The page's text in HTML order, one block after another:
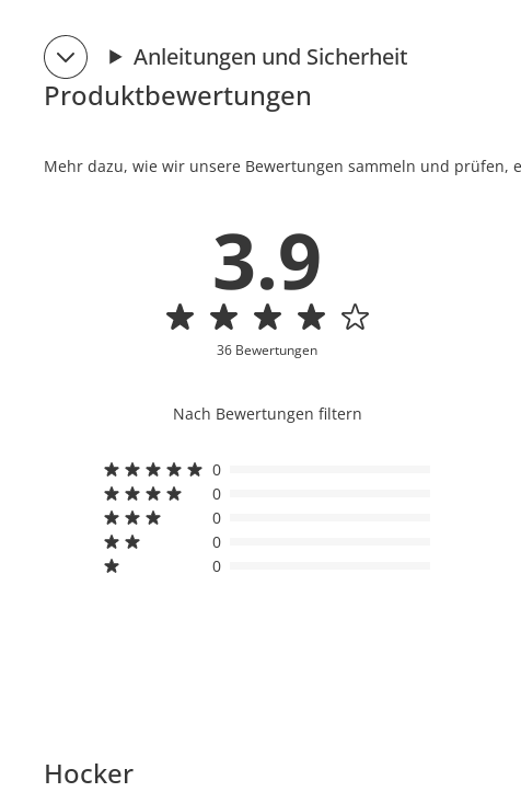
Anleitungen und Sicherheit
Produktbewertungen
Mehr dazu, wie wir unsere Bewertungen sammeln und
3.9
36 Bewertungen
Nach Bewertungen filtern
0
0
0
0
0
Hocker